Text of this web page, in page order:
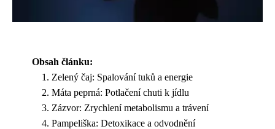
Obsah článku:
Zelený čaj: Spalování tuků a energie
Máta peprná: Potlačení chuti k jídlu
Zázvor: Zrychlení metabolismu a trávení
Pampeliška: Detoxikace a odvodnění